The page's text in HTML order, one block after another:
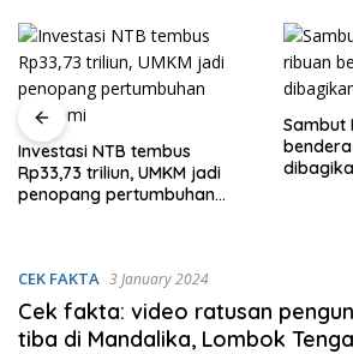
Investasi NTB tembus
Rp33,73 triliun, UMKM jadi
penopang pertumbuhan
Sambut
CEK FAKTA 3 January 2024
Cek fakta: video ratusan
tiba di Mandalika, Lombok